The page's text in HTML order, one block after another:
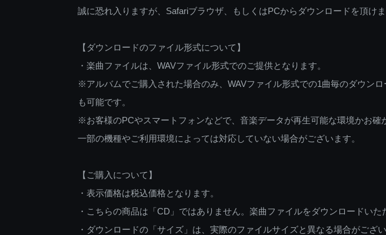
誠に恐れ入りますが、Safariブラウザ、もしくはPCからダウンロードを頂け
【ダウンロードのファイル形式について】
・楽曲ファイルは、WAVファイル形式でのご提供となります。
※アルバムでご購入された場合のみ、WAVファイル形式での1曲毎のダウン
も可能です。
※お客様のPCやスマートフォンなどで、音楽データが再生可能な環境かお確
一部の機種やご利用環境によっては対応していない場合がございます。
【ご購入について】
・表示価格は税込価格となります。
・こちらの商品は「CD」ではありません。楽曲ファイルをダウンロードい
・ダウンロードの「サイズ」は、実際のファイルサイズと異なる場合がござい